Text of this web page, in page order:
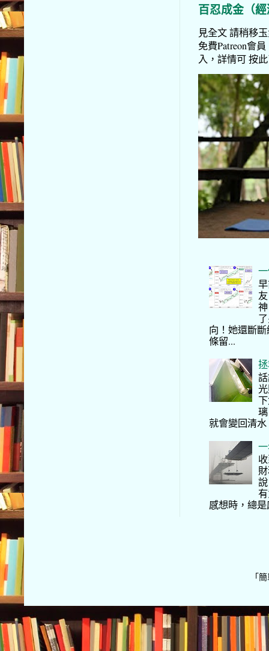
百忍成金（
見全文 請稍移
免費Patreon會
入，詳情可 按
向！她還斷
條留...
就會變回清
感想時，總
「